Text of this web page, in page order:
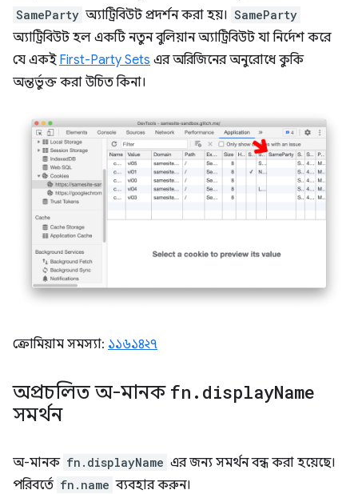
SameParty অ্যাট্রিবিউট প্রদর্শন করা হয়। SameParty
অ্যাট্রিবিউট হল একটি নতুন বুলিয়ান অ্যাট্রিবিউট যা নির্দেশ করে
যে একই First-Party Sets এর অরিজিনের অনুরোধে কুকি
অন্তর্ভুক্ত করা উচিত কিনা।
ক্রোমিয়াম সমস্যা: ১১৬১৪২৭
অপ্রচলিত অ-মানক fn . displayName
সমর্থন
অ-মানক fn.displayName এর জন্য সমর্থন বন্ধ করা হয়েছে।
পরিবর্তে fn.name ব্যবহার করুন।